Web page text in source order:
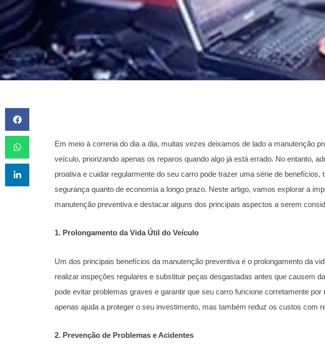
Em meio à correria do dia a dia, muitas vezes deixamos de lado a manutenção
veículo, priorizando apenas os reparos quando algo já está errado. No entanto,
proativa e cuidar regularmente do seu carro pode trazer uma série de benefícios,
segurança quanto de economia a longo prazo. Neste artigo, vamos explorar a
manutenção preventiva e destacar alguns dos principais aspectos a serem
1. Prolongamento da Vida Útil do Veículo
Um dos principais benefícios da manutenção preventiva é o prolongamento da
realizar inspeções regulares e substituir peças desgastadas antes que causem
pode evitar problemas graves e garantir que seu carro funcione corretamente
apenas ajuda a proteger o seu investimento, mas também reduz os custos com
2. Prevenção de Problemas e Acidentes